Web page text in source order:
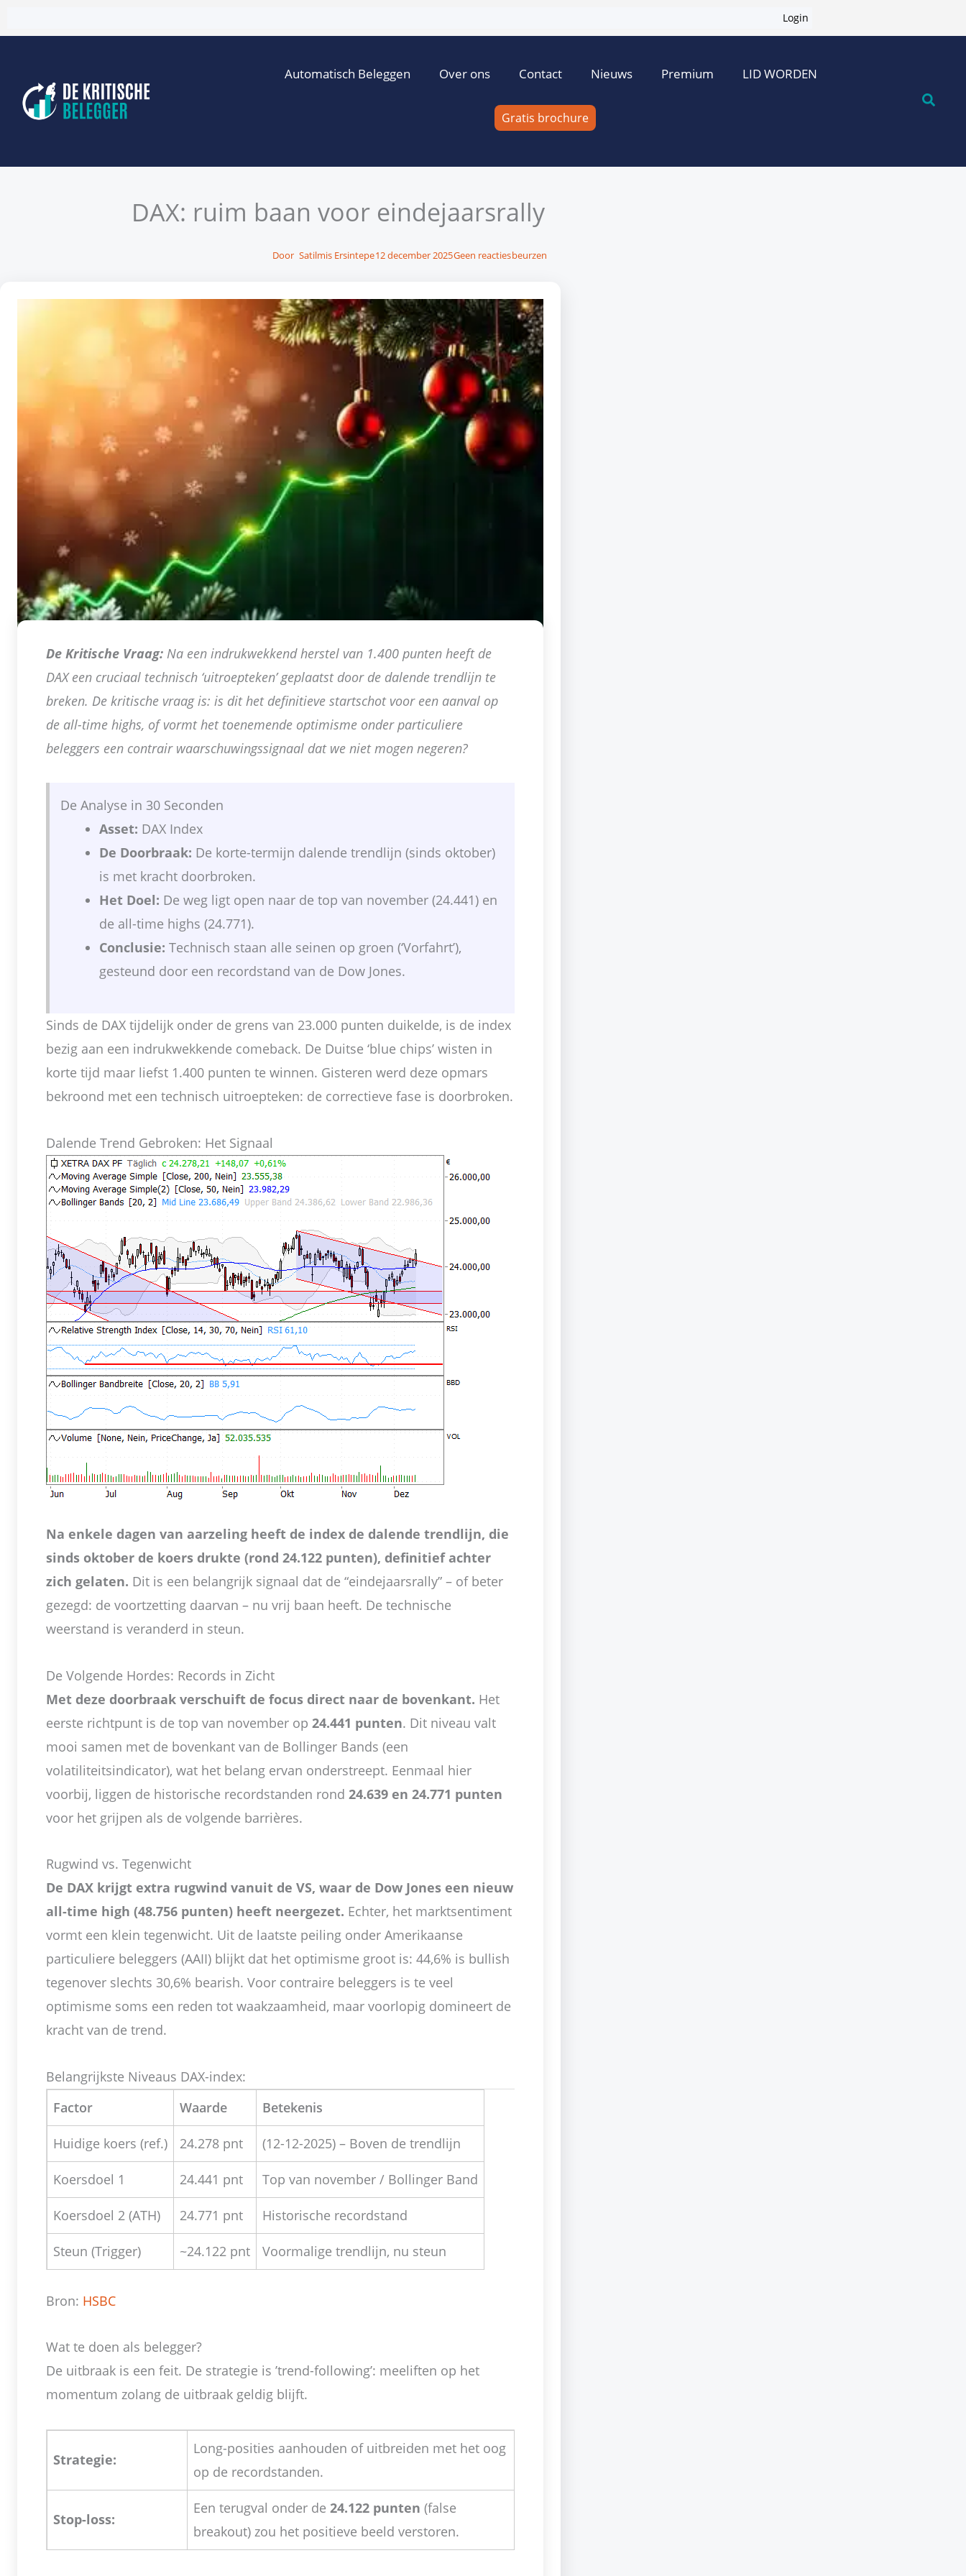
naar
inhoud
Login
Automatisch Beleggen Over ons Contact Nieuws Premium LID WORDEN
Gratis brochure
DAX: ruim baan voor eindejaarsrally
Door Satilmis Ersintepe12 december 2025Geen reactiesbeurzen
De Kritische Vraag: Na een indrukwekkend herstel van 1.400 punten heeft de
DAX een cruciaal technisch ‘uitroepteken’ geplaatst door de dalende trendlijn te
breken. De kritische vraag is: is dit het definitieve startschot voor een aanval op
de all-time highs, of vormt het toenemende optimisme onder particuliere
beleggers een contrair waarschuwingssignaal dat we niet mogen negeren?
De Analyse in 30 Seconden
Asset: DAX Index
De Doorbraak: De korte-termijn dalende trendlijn (sinds oktober)
is met kracht doorbroken.
Het Doel: De weg ligt open naar de top van november (24.441) en
de all-time highs (24.771).
Conclusie: Technisch staan alle seinen op groen (‘Vorfahrt’),
gesteund door een recordstand van de Dow Jones.
Sinds de DAX tijdelijk onder de grens van 23.000 punten duikelde, is de index
bezig aan een indrukwekkende comeback. De Duitse ‘blue chips’ wisten in
korte tijd maar liefst 1.400 punten te winnen. Gisteren werd deze opmars
bekroond met een technisch uitroepteken: de correctieve fase is doorbroken.
Dalende Trend Gebroken: Het Signaal
Na enkele dagen van aarzeling heeft de index de dalende trendlijn, die
sinds oktober de koers drukte (rond 24.122 punten), definitief achter
zich gelaten. Dit is een belangrijk signaal dat de “eindejaarsrally” – of beter
gezegd: de voortzetting daarvan – nu vrij baan heeft. De technische
weerstand is veranderd in steun.
De Volgende Hordes: Records in Zicht
Met deze doorbraak verschuift de focus direct naar de bovenkant. Het
eerste richtpunt is de top van november op 24.441 punten. Dit niveau valt
mooi samen met de bovenkant van de Bollinger Bands (een
volatiliteitsindicator), wat het belang ervan onderstreept. Eenmaal hier
voorbij, liggen de historische recordstanden rond 24.639 en 24.771 punten
voor het grijpen als de volgende barrières.
Rugwind vs. Tegenwicht
De DAX krijgt extra rugwind vanuit de VS, waar de Dow Jones een nieuw
all-time high (48.756 punten) heeft neergezet. Echter, het marktsentiment
vormt een klein tegenwicht. Uit de laatste peiling onder Amerikaanse
particuliere beleggers (AAII) blijkt dat het optimisme groot is: 44,6% is bullish
tegenover slechts 30,6% bearish. Voor contraire beleggers is te veel
optimisme soms een reden tot waakzaamheid, maar voorlopig domineert de
kracht van de trend.
Belangrijkste Niveaus DAX-index:
Factor
Waarde Betekenis
Huidige koers (ref.) 24.278 pnt (12-12-2025) – Boven de trendlijn
Koersdoel 1 24.441 pnt Top van november / Bollinger Band
Koersdoel 2 (ATH) 24.771 pnt Historische recordstand
Steun (Trigger) ~24.122 pnt Voormalige trendlijn, nu steun
Bron: HSBC
Wat te doen als belegger?
De uitbraak is een feit. De strategie is ’trend-following’: meeliften op het
momentum zolang de uitbraak geldig blijft.
Strategie:
Long-posities aanhouden of uitbreiden met het oog
op de recordstanden.
Stop-loss:
Een terugval onder de 24.122 punten (false
breakout) zou het positieve beeld verstoren.